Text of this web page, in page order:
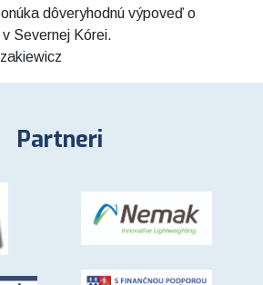
dôveryhodnú výpoveď o
Severnej Kórei.
Partneri